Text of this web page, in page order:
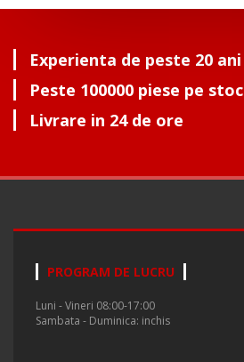
Experienta de peste 20 ani
Peste 100000 piese pe stoc
Livrare in 24 de ore
PROGRAM DE LUCRU
Luni - Vineri 08:00-17:00
Sambata - Duminica: inchis